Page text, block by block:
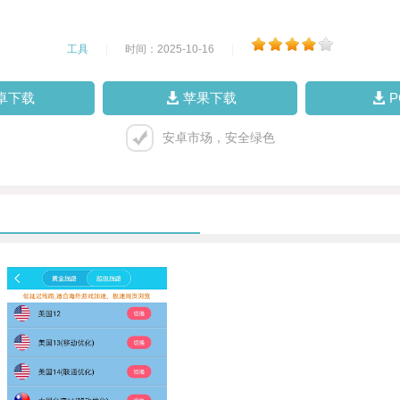
工具 时间：2025-10-16
下载 苹果下载
安卓市场，安全绿色